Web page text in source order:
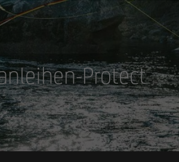
Protect